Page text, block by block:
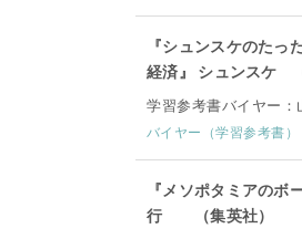
『シュンスケのたっ
経済』 シュンスケ
学習参考書バイヤー：
バイヤー（学習参考書）
『メソポタミアの
行 （集英社）